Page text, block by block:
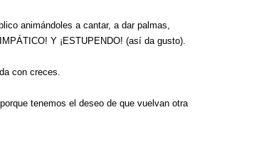
animándoles a cantar, a dar palmas,
Y ¡ESTUPENDO! (así da gusto).
con creces.
tenemos el deseo de que vuelvan otra